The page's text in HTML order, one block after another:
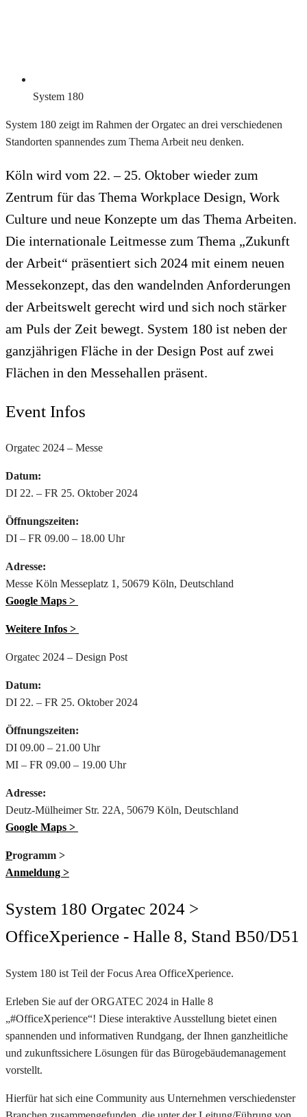
System 180
System 180 zeigt im Rahmen der Orgatec an drei verschiedenen
Standorten spannendes zum Thema Arbeit neu denken.
Köln wird vom 22. – 25. Oktober wieder zum
Zentrum für das Thema Workplace Design, Work
Culture und neue Konzepte um das Thema Arbeiten.
Die internationale Leitmesse zum Thema „Zukunft
der Arbeit“ präsentiert sich 2024 mit einem neuen
Messekonzept, das den wandelnden Anforderungen
der Arbeitswelt gerecht wird und sich noch stärker
am Puls der Zeit bewegt. System 180 ist neben der
ganzjährigen Fläche in der Design Post auf zwei
Flächen in den Messehallen präsent.
Event Infos
Orgatec 2024 – Messe
Datum:
DI 22. – FR 25. Oktober 2024
Öffnungszeiten:
DI – FR 09.00 – 18.00 Uhr
Adresse:
Messe Köln Messeplatz 1, 50679 Köln, Deutschland
Google Maps >
Weitere Infos >
Orgatec 2024 – Design Post
Datum:
DI 22. – FR 25. Oktober 2024
Öffnungszeiten:
DI 09.00 – 21.00 Uhr
MI – FR 09.00 – 19.00 Uhr
Adresse:
Deutz-Mülheimer Str. 22A, 50679 Köln, Deutschland
Google Maps >
Programm >
Anmeldung >
System 180 Orgatec 2024 >
OfficeXperience - Halle 8, Stand B50/D51
System 180 ist Teil der Focus Area OfficeXperience.
Erleben Sie auf der ORGATEC 2024 in Halle 8
„#OfficeXperience“! Diese interaktive Ausstellung bietet einen
spannenden und informativen Rundgang, der Ihnen ganzheitliche
und zukunftssichere Lösungen für das Bürogebäudemanagement
vorstellt.
Hierfür hat sich eine Community aus Unternehmen verschiedenster